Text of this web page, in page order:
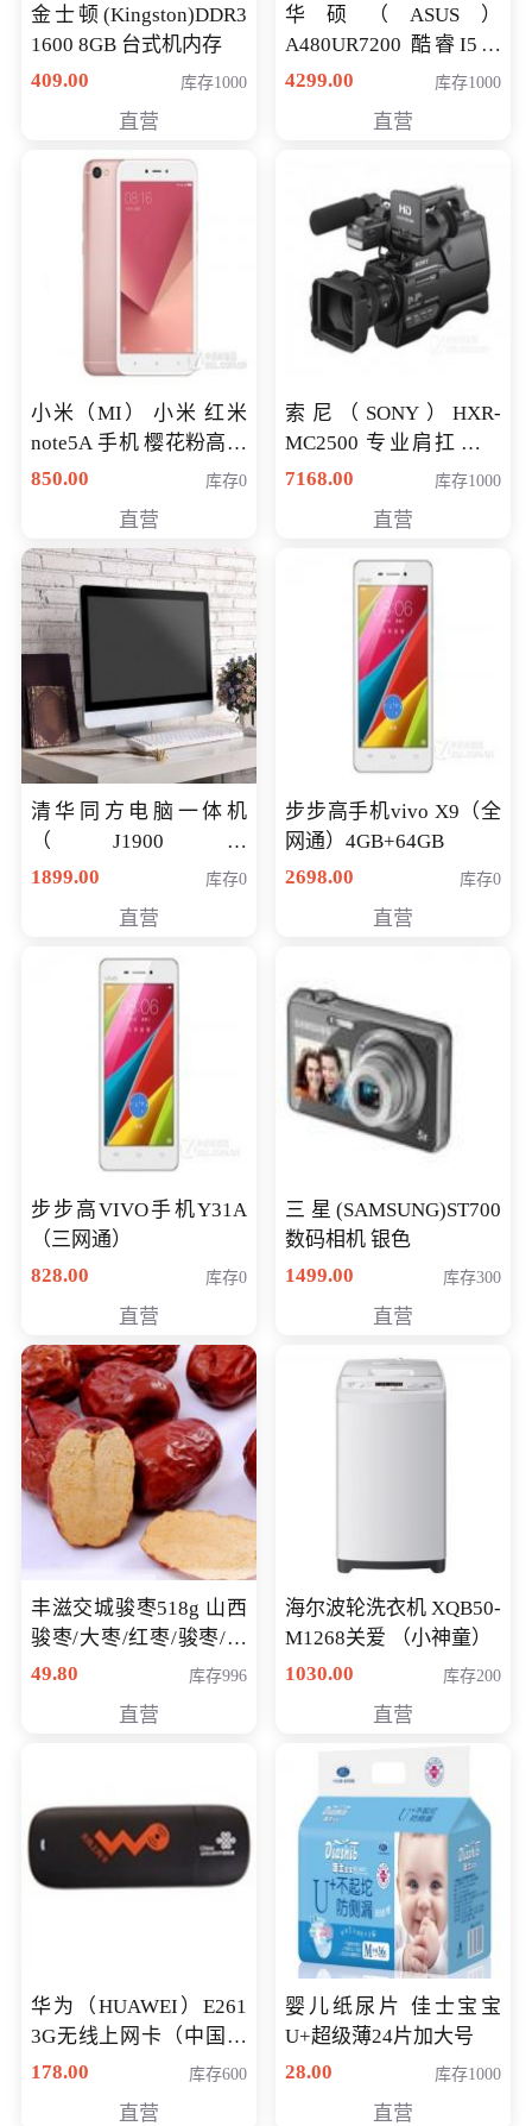
金士顿(Kingston)DDR3
1600 8GB 台式机内存
409.00
库存1000
直营
华硕（ASUS）
A480UR7200 酷睿I5超
薄学生办公游戏独显笔
NV930-2G独
4299.00 库存1000
直营
小米（MI） 小米 红米
note5A 手机 樱花粉高配
版 全网通(3G+32G)
850.00 库存0
直营
索尼（SONY）HXR-
MC2500 专业肩扛式存
储卡全高清摄录一体机
清入门级摄像机
7168.00 库存1000
直营
清华同方电脑一体机
（J1900四
核/4G/120G0.8CM厚度
1899.00 库存0
直营
步步高手机vivo X9（全
网通）4GB+64GB
2698.00
库存0
直营
步步高VIVO手机Y31A
（三网通）
828.00
库存0
直营
三星(SAMSUNG)ST700
数码相机 银色
1499.00
库存300
直营
丰滋交城骏枣518g 山西
骏枣/大枣/红枣/骏枣/热
销千件/
49.80 库存996
直营
海尔波轮洗衣机 XQB50-
M1268关爱 （小神童）
1030.00
库存200
直营
华为（HUAWEI）E261
3G无线上网卡（中国联
通）
178.00 库存600
直营
婴儿纸尿片 佳士宝宝
U+超级薄24片加大号
28.00
库存1000
直营